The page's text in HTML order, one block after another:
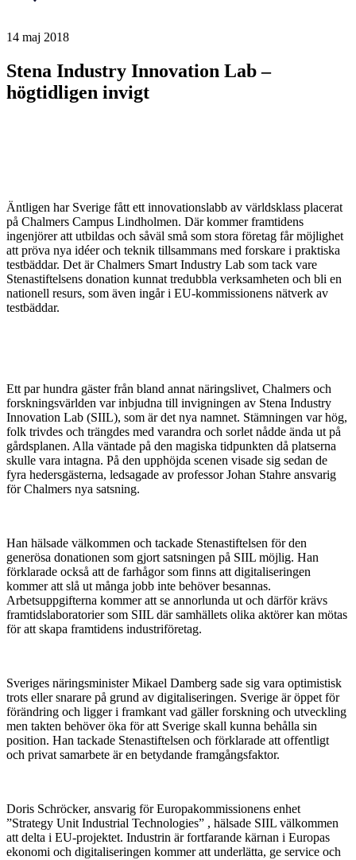
14 maj 2018
Stena Industry Innovation Lab –
högtidligen invigt
Äntligen har Sverige fått ett innovationslabb av världsklass placerat
på Chalmers Campus Lindholmen. Där kommer framtidens
ingenjörer att utbildas och såväl små som stora företag får möjlighet
att pröva nya idéer och teknik tillsammans med forskare i praktiska
testbäddar. Det är Chalmers Smart Industry Lab som tack vare
Stenastiftelsens donation kunnat tredubbla verksamheten och bli en
nationell resurs, som även ingår i EU-kommissionens nätverk av
testbäddar.
Ett par hundra gäster från bland annat näringslivet, Chalmers och
forskningsvärlden var inbjudna till invigningen av Stena Industry
Innovation Lab (SIIL), som är det nya namnet. Stämningen var hög,
folk trivdes och trängdes med varandra och sorlet nådde ända ut på
gårdsplanen. Alla väntade på den magiska tidpunkten då platserna
skulle vara intagna. På den upphöjda scenen visade sig sedan de
fyra hedersgästerna, ledsagade av professor Johan Stahre ansvarig
för Chalmers nya satsning.
Han hälsade välkommen och tackade Stenastiftelsen för den
generösa donationen som gjort satsningen på SIIL möjlig. Han
förklarade också att de farhågor som finns att digitaliseringen
kommer att slå ut många jobb inte behöver besannas.
Arbetsuppgifterna kommer att se annorlunda ut och därför krävs
framtidslaboratorier som SIIL där samhällets olika aktörer kan mötas
för att skapa framtidens industriföretag.
Sveriges näringsminister Mikael Damberg sade sig vara optimistisk
trots eller snarare på grund av digitaliseringen. Sverige är öppet för
förändring och ligger i framkant vad gäller forskning och utveckling
men takten behöver öka för att Sverige skall kunna behålla sin
position. Han tackade Stenastiftelsen och förklarade att offentligt
och privat samarbete är en betydande framgångsfaktor.
Doris Schröcker, ansvarig för Europakommissionens enhet
”Strategy Unit Industrial Technologies” , hälsade SIIL välkommen
att delta i EU-projektet. Industrin är fortfarande kärnan i Europas
ekonomi och digitaliseringen kommer att underlätta, ge service och